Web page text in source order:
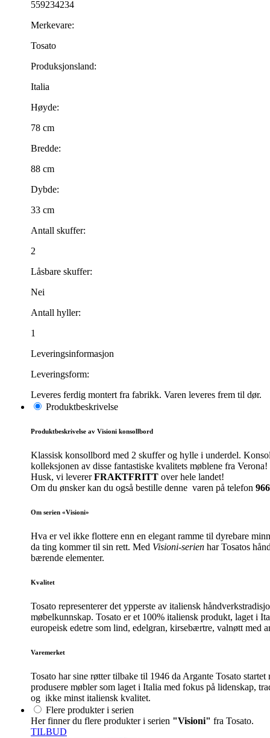
559234234
Merkevare:
Tosato
Produksjonsland:
Italia
Høyde:
78 cm
Bredde:
88 cm
Dybde:
33 cm
Antall skuffer:
2
Låsbare skuffer:
Nei
Antall hyller:
1
Leveringsinformasjon
Leveringsform:
Leveres ferdig montert fra fabrikk. Varen leveres frem til dør.
Produktbeskrivelse
Produktbeskrivelse av Visioni konsollbord
Klassisk konsollbord med 2 skuffer og hylle i underdel.
kolleksjonen av disse fantastiske kvalitets møblene fra Verona!
Husk, vi levererFRAKTFRITT over hele landet!
Om du ønsker kan du også bestille denne varen på telefon
Om serien «Visioni»
Hva er vel ikke flottere enn en elegant ramme til dyrebare
da ting kommer til sin rett. Med Visioni-serien har Tosatos
bærende elementer.
Kvalitet
Tosato representerer det ypperste av italiensk
møbelkunnskap. Tosato er et 100% italiensk produkt, laget i
europeisk edetre som lind, edelgran, kirsebærtre, valnøtt med
Varemerket
Tosato har sine røtter tilbake til 1946 da Argante Tosato
produsere møbler som laget i Italia med fokus på lidenskap,
og ikke minst italiensk kvalitet.
Flere produkter i serien
Her finner du flere produkter i serien "Visioni" fra Tosato.
TILBUD